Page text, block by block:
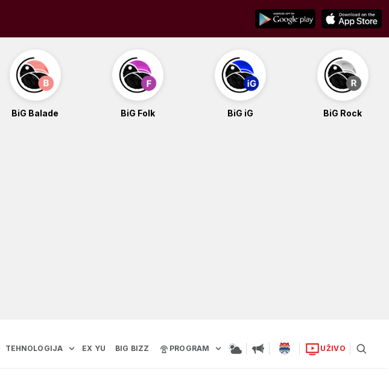
BiG Balade BiG Folk BiG iG BiG Rock
TEHNOLOGIJA EX YU BIG BIZZ PROGRAM UŽIVO